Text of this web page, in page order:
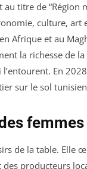
titre de “Région
culture, art
Afrique et au
la richesse de
En
sur le sol
de la table. Elle
producteurs